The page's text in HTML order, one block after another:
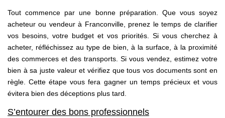
Tout commence par une bonne préparation. Que vous soyez
acheteur ou vendeur à Franconville, prenez le temps de clarifier
vos besoins, votre budget et vos priorités. Si vous cherchez à
acheter, réfléchissez au type de bien, à la surface, à la proximité
des commerces et des transports. Si vous vendez, estimez votre
bien à sa juste valeur et vérifiez que tous vos documents sont en
règle. Cette étape vous fera gagner un temps précieux et vous
évitera bien des déceptions plus tard.
S’entourer des bons professionnels